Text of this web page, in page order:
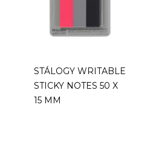
STÁLOGY WRITABLE
STICKY NOTES 50 X
15 MM